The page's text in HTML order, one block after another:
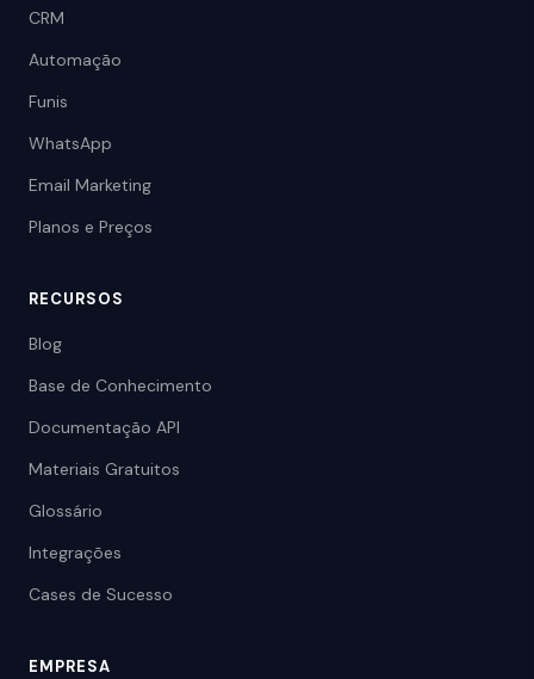
CRM
Automação
Funis
WhatsApp
Email Marketing
Planos e Preços
RECURSOS
Blog
Base de Conhecimento
Documentação API
Materiais Gratuitos
Glossário
Integrações
Cases de Sucesso
EMPRESA